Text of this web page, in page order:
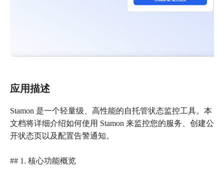
应用描述
Stamon 是一个轻量级、高性能的自托管状态监控工具。本
文档将详细介绍如何使用 Stamon 来监控您的服务、创建公
开状态页以及配置告警通知。
## 1. 核心功能概览